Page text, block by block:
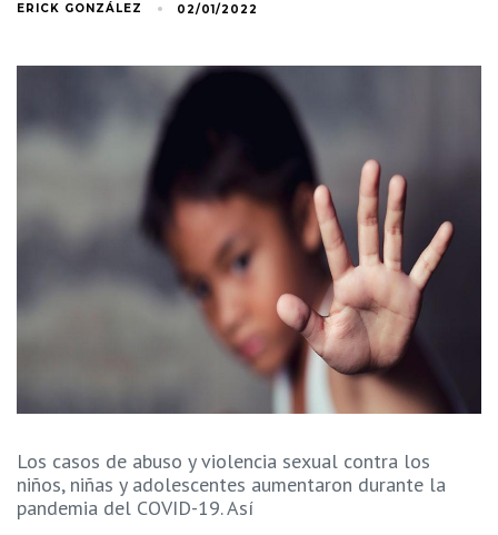
ERICK GONZÁLEZ 02/01/2022
Los casos de abuso y violencia sexual contra los
niños, niñas y adolescentes aumentaron durante la
pandemia del COVID-19. Así